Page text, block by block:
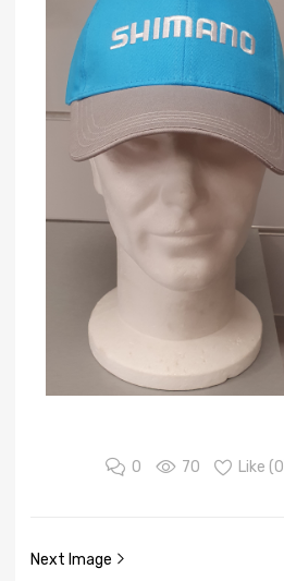
0 70 Like (0
Next Image